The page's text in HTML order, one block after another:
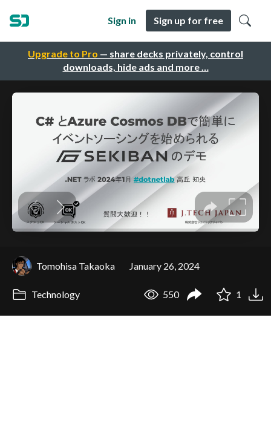
Upgrade to Pro — share decks privately, control
downloads, hide ads and more …
Sign in Sign up for free
Tomohisa Takaoka January 26, 2024
Technology 550 1